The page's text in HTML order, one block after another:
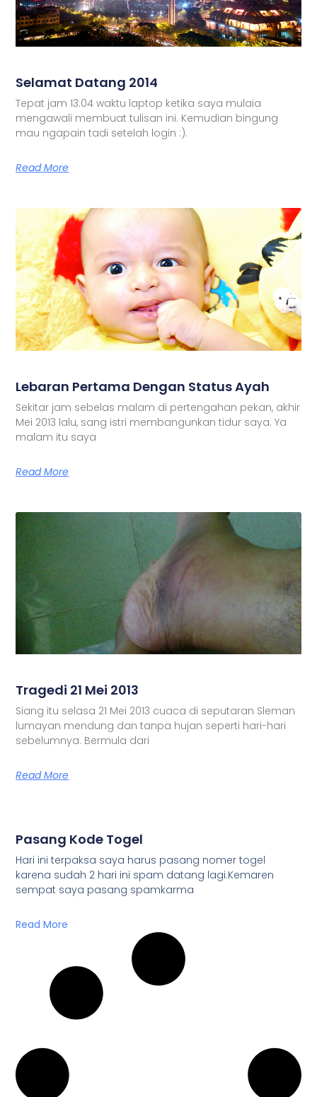
Selamat Datang 2014
Tepat jam 13:04 waktu laptop ketika saya mulaia
mengawali membuat tulisan ini. Kemudian bingung
mau ngapain tadi setelah login :).
Read More
Lebaran Pertama Dengan Status Ayah
Sekitar jam sebelas malam di pertengahan pekan, akhir
Mei 2013 lalu, sang istri membangunkan tidur saya. Ya
malam itu saya
Read More
Tragedi 21 Mei 2013
Siang itu selasa 21 Mei 2013 cuaca di seputaran Sleman
lumayan mendung dan tanpa hujan seperti hari-hari
sebelumnya. Bermula dari
Read More
Pasang Kode Togel
Hari ini terpaksa saya harus pasang nomer togel
karena sudah 2 hari ini spam datang lagi.Kemaren
sempat saya pasang spamkarma
Read More